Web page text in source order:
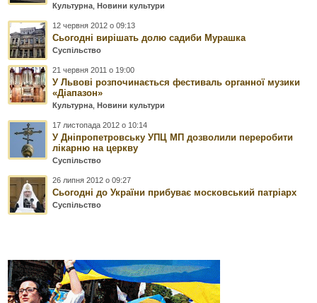
Культурна ,Новини культури
12 червня 2012 о 09:13
Сьогодні вирішать долю садиби Мурашка
Суспільство
21 червня 2011 о 19:00
У Львові розпочинається фестиваль органної музики
«Діапазон»
Культурна ,Новини культури
17 листопада 2012 о 10:14
У Дніпропетровську УПЦ МП дозволили переробити
лікарню на церкву
Суспільство
26 липня 2012 о 09:27
Сьогодні до України прибуває московський патріарх
Суспільство